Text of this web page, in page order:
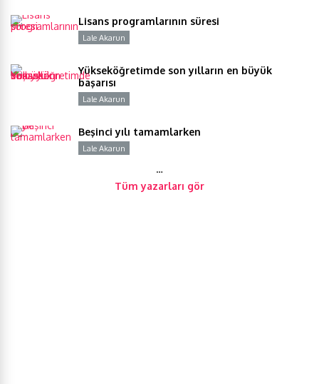
Lisans programlarının süresi
Lale Akarun
Yükseköğretimde son yılların en büyük
başarısı
Lale Akarun
Beşinci yılı tamamlarken
Lale Akarun
…
Tüm yazarları gör